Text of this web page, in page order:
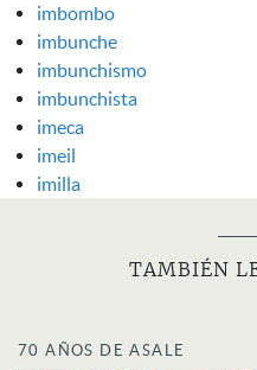
imbombo
imbunche
imbunchismo
imbunchista
imeca
imeil
imilla
TAMBIÉN
70 AÑOS DE ASALE